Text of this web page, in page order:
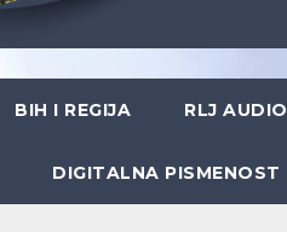
BIH I REGIJA RLJ AUDIO
DIGITALNA PISMENOST